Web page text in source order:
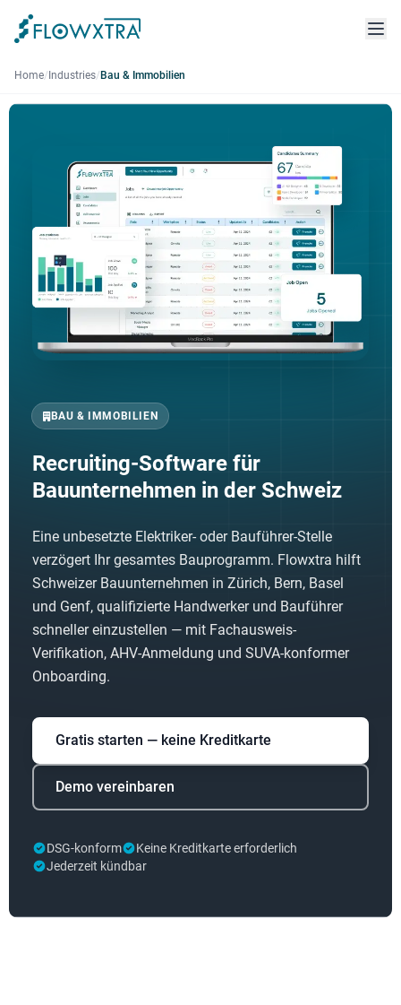
Home/ Industries/ Bau & Immobilien
BAU & IMMOBILIEN
Recruiting-Software für
Bauunternehmen in der Schweiz
Eine unbesetzte Elektriker- oder Bauführer-Stelle
verzögert Ihr gesamtes Bauprogramm. Flowxtra hilft
Schweizer Bauunternehmen in Zürich, Bern, Basel
und Genf, qualifizierte Handwerker und Bauführer
schneller einzustellen — mit Fachausweis-
Verifikation, AHV-Anmeldung und SUVA-konformer
Onboarding.
Gratis starten — keine Kreditkarte
Demo vereinbaren
DSG-konform
Keine Kreditkarte erforderlich
Jederzeit kündbar